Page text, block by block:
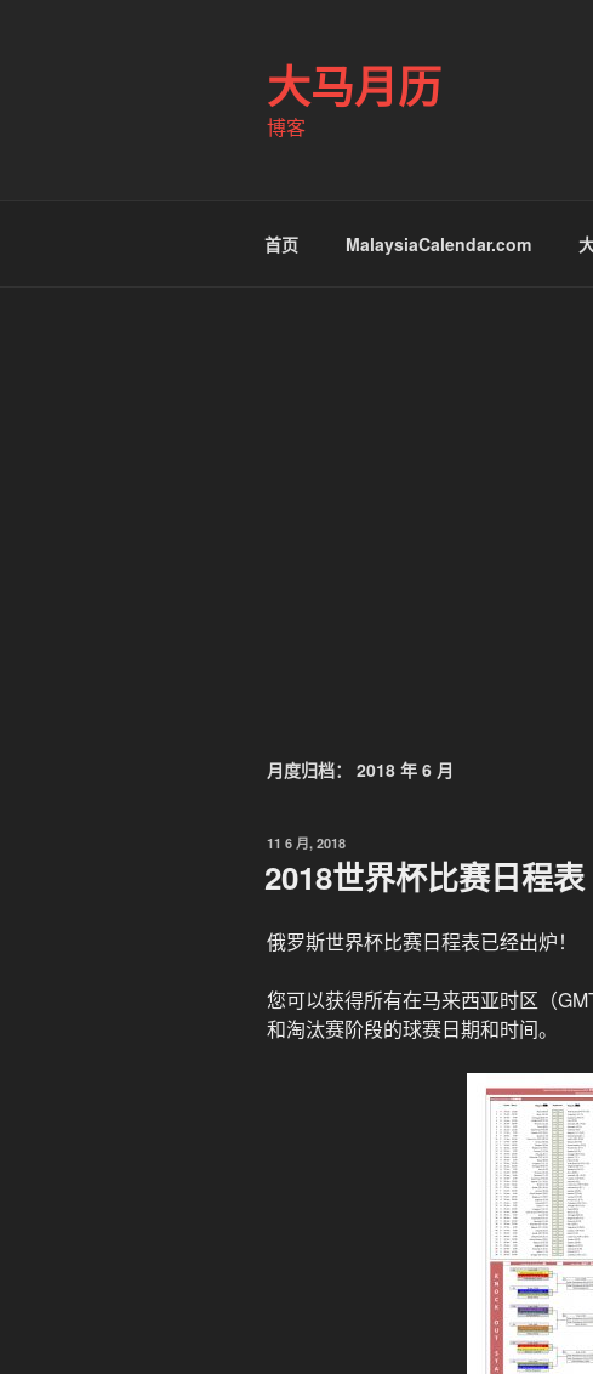
大马月历
博客
首页 MalaysiaCalendar.com
月度归档： 2018 年 6 月
发
于
11 6 月, 2018
2018世界杯比赛日程表
俄罗斯世界杯比赛日程表已经出炉！
您可以获得所有在马来西亚时区（
和淘汰赛阶段的球赛日期和时间。